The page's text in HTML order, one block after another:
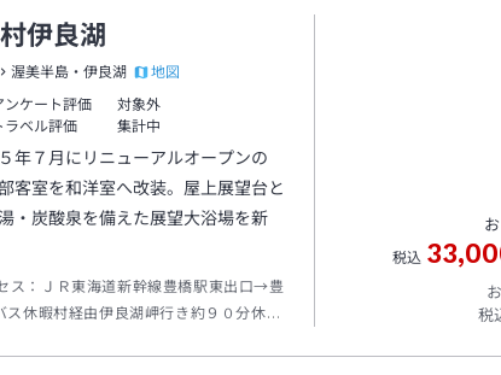
伊良湖
渥美半島・伊良湖
地図
ンケート評価
対象外
ラベル評価
集計中
年７月にリニューアルオープンの
客室を和洋室へ改装。屋上展望台と
・炭酸泉を備えた展望大浴場を新
ス：
ＪＲ東海道新幹線豊橋駅東出口→豊
ス休暇村経由伊良湖岬行き約９０分休暇
税込
税